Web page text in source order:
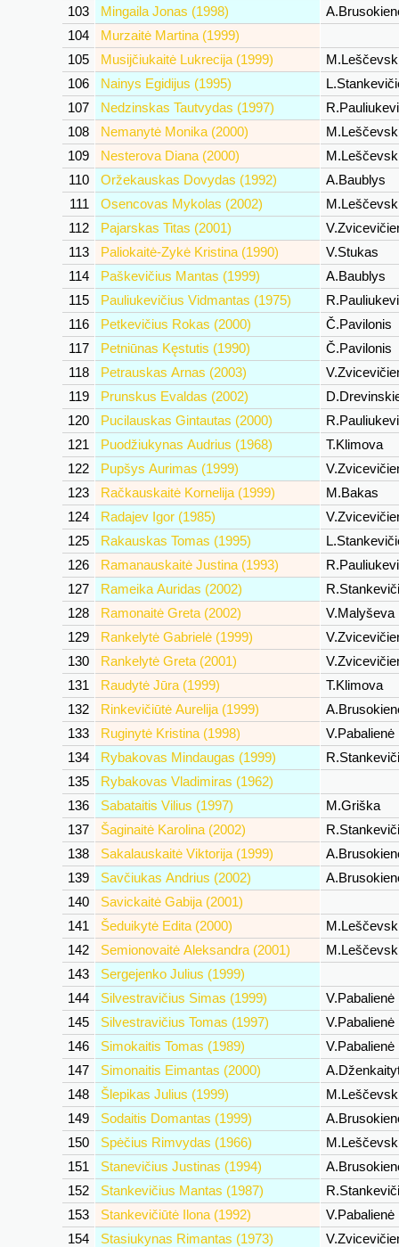
103
Mingaila Jonas (1998)
104
Murzaitė Martina (1999)
105
Musijčiukaitė Lukrecija (1999)
106
Nainys Egidijus (1995)
107
Nedzinskas Tautvydas (1997)
108
Nemanytė Monika (2000)
109
Nesterova Diana (2000)
110
Oržekauskas Dovydas (1992)
A.Baublys
111
Osencovas Mykolas (2002)
112
Pajarskas Titas (2001)
113
Paliokaitė-Zykė Kristina (1990)
V.Stukas
114
Paškevičius Mantas (1999)
A.Baublys
115
Pauliukevičius Vidmantas (1975)
116
Petkevičius Rokas (2000)
Č.Pavilonis
117
Petniūnas Kęstutis (1990)
Č.Pavilonis
118
Petrauskas Arnas (2003)
119
Prunskus Evaldas (2002)
120
Pucilauskas Gintautas (2000)
121
Puodžiukynas Audrius (1968)
T.Klimova
122
Pupšys Aurimas (1999)
123
Račkauskaitė Kornelija (1999)
M.Bakas
124
Radajev Igor (1985)
125
Rakauskas Tomas (1995)
126
Ramanauskaitė Justina (1993)
127
Rameika Auridas (2002)
128
Ramonaitė Greta (2002)
V.Malyševa
129
Rankelytė Gabrielė (1999)
130
Rankelytė Greta (2001)
131
Raudytė Jūra (1999)
T.Klimova
132
Rinkevičiūtė Aurelija (1999)
133
Ruginytė Kristina (1998)
V.Pabalienė
134
Rybakovas Mindaugas (1999)
135
Rybakovas Vladimiras (1962)
136
Sabataitis Vilius (1997)
M.Griška
137
Šaginaitė Karolina (2002)
138
Sakalauskaitė Viktorija (1999)
139
Savčiukas Andrius (2002)
140
Savickaitė Gabija (2001)
141
Šeduikytė Edita (2000)
142
Semionovaitė Aleksandra (2001)
143
Sergejenko Julius (1999)
144
Silvestravičius Simas (1999)
V.Pabalienė
145
Silvestravičius Tomas (1997)
V.Pabalienė
146
Simokaitis Tomas (1989)
V.Pabalienė
147
Simonaitis Eimantas (2000)
148
Šlepikas Julius (1999)
149
Sodaitis Domantas (1999)
150
Spėčius Rimvydas (1966)
151
Stanevičius Justinas (1994)
152
Stankevičius Mantas (1987)
153
Stankevičiūtė Ilona (1992)
V.Pabalienė
154
Stasiukynas Rimantas (1973)